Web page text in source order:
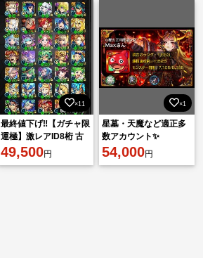
×11
最終値下げ‼️【ガチャ限
運極】激レアID8桁 古
参アカウント
49,500円
×1
星墓・天魔など適正多
数アカウント✨
54,000円